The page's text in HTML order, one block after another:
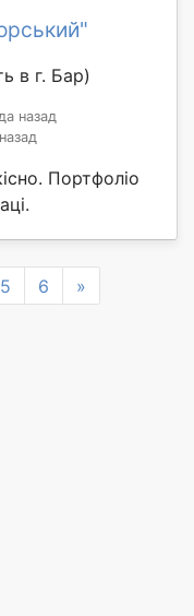
в г. Бар)
назад
Портфоліо
5 6 »